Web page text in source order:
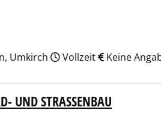
Umkirch
Vollzeit Keine
UND STRASSENBAU